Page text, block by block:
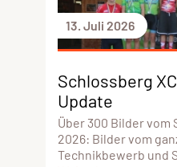
13. Juli 2026
Schlossberg
Update
Über 300 Bilder vom
2026: Bilder vom
Technikbewerb und